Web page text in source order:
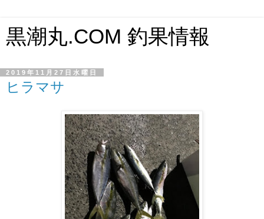
黒潮丸.COM 釣果情報
2019年11月27日水曜日
ヒラマサ